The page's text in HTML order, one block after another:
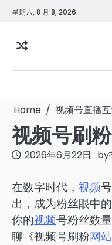
Skip星期六, 8 月 8, 2026
Home 视频号直播
视频号刷
2026年6月22日 by
在数字时代， 视频
出，成为粉丝眼中
你的视频号粉丝数
聊《视频号刷粉网站